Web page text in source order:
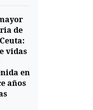
de
vidas
en
años